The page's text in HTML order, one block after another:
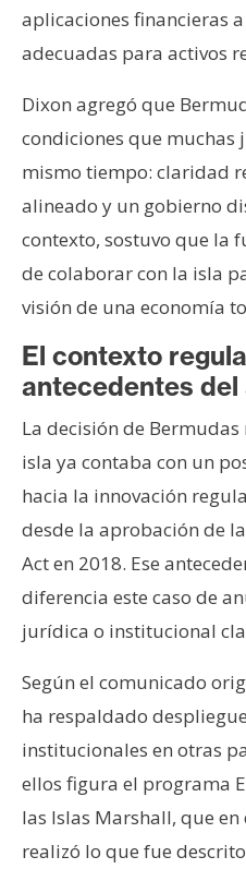
aplicaciones financieras
adecuadas para activos
Dixon agregó que
condiciones que muchas
mismo tiempo: claridad
alineado y un gobierno
contexto, sostuvo que la
de colaborar con la isla
visión de una economía
El contexto
antecedentes del
La decisión de Bermudas
isla ya contaba con un
hacia la innovación
desde la aprobación de
Act en 2018. Ese
diferencia este caso de
jurídica o institucional
Según el comunicado
ha respaldado
institucionales en otras
ellos figura el programa
las Islas Marshall, que
realizó lo que fue